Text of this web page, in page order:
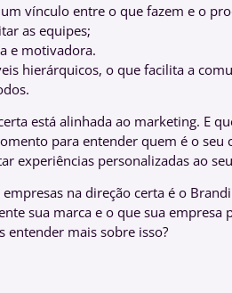
vínculo entre o que fazem e o
as equipes;
e motivadora.
hierárquicos, o que facilita a
está alinhada ao marketing. E
para entender quem é o seu
experiências personalizadas ao
na direção certa é o
sua marca e o que sua empresa
entender mais sobre isso?